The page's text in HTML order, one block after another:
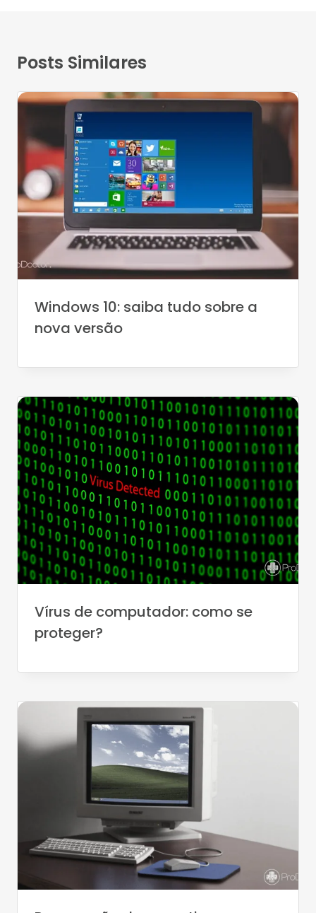
Posts Similares
Windows 10: saiba tudo sobre a
nova versão
Vírus de computador: como se
proteger?